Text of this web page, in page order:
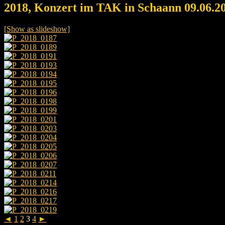
2018, Konzert im TAK in Schaann
[Show as slideshow]
◄ 1 2 3 4 ►